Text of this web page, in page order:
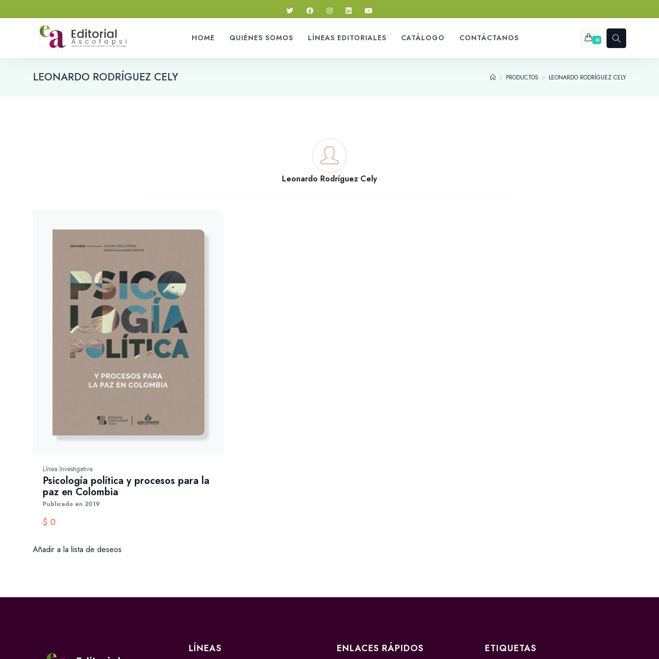
HOME QUIÉNES SOMOS LÍNEAS EDITORIALES CATÁLOGO CONTÁCTANOS 0
LEONARDO RODRÍGUEZ CELY PRODUCTOS LEONARDO RODRÍGUEZ CELY
Leonardo Rodríguez Cely
Línea Investigativa
Psicología política y procesos para la
paz en Colombia
Publicado en 2019
$ 0
Añadir a la lista de deseos
LÍNEAS ENLACES RÁPIDOS ETIQUETAS